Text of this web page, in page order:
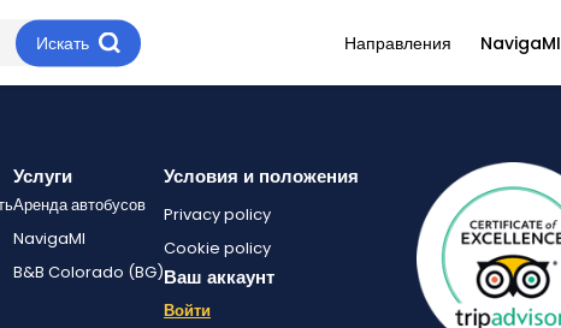
Искать Направления NavigaMI
Услуги
Аренда автобусов
NavigaMI
B&B Colorado (BG)
Условия и положения
Privacy policy
Cookie policy
Ваш аккаунт
Войти